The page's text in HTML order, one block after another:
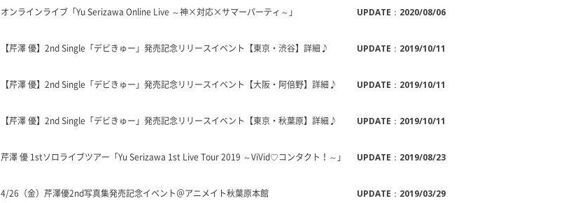
オンラインライブ「Yu Serizawa Online Live ～神×対応×サマーパーティ～」 UPDATE：2020/08/06
【芹澤 優】2nd Single「デビきゅー」発売記念リリースイベント【東京・渋谷】詳細♪ UPDATE：2019/10/11
【芹澤 優】2nd Single「デビきゅー」発売記念リリースイベント【大阪・阿倍野】詳細♪ UPDATE：2019/10/11
【芹澤 優】2nd Single「デビきゅー」発売記念リリースイベント【東京・秋葉原】詳細♪ UPDATE：2019/10/11
芹澤 優 1stソロライブツアー「Yu Serizawa 1st Live Tour 2019 ～ViVid♡コンタクト！～」 UPDATE：2019/08/23
4/26（金）芹澤優2nd写真集発売記念イベント＠アニメイト秋葉原本館 UPDATE：2019/03/29